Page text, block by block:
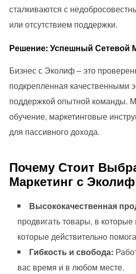
сталкиваются с
или отсутствием поддержки.
Решение: Успешный Сетевой
Бизнес с Эколиф – это
подкрепленная качественными
поддержкой опытной команды.
обучение, маркетинговые
для пассивного дохода.
Почему Стоит
Маркетинг с
Высококачественная
продвигать товары, в
которые действительно
Гибкость и свобода:
вас время и в любом месте.